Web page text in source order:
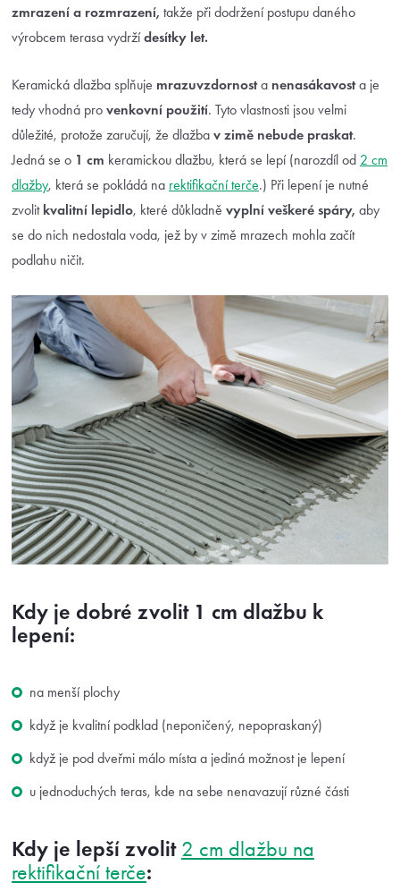
zmrazení a rozmrazení, takže při dodržení postupu daného
výrobcem terasa vydržídesítky let.
Keramická dlažba splňuje mrazuvzdornosta nenasákavosta je
tedy vhodná pro venkovní použití. Tyto vlastnosti jsou velmi
důležité, protože zaručují, že dlažba v zimě nebude praskat.
Jedná se o 1 cm keramickou dlažbu, která se lepí (narozdíl od 2 cm
dlažby, která se pokládá na rektifikační terče.) Při lepení je nutné
zvolit kvalitní lepidlo, které důkladně vyplní veškeré spáry, aby
se do nich nedostala voda, jež by v zimě mrazech mohla začít
podlahu ničit.
Kdy je dobré zvolit 1 cm dlažbu k
lepení:
na menší plochy
když je kvalitní podklad (neponičený, nepopraskaný)
když je pod dveřmi málo místa a jediná možnost je lepení
u jednoduchých teras, kde na sebe nenavazují různé části
Kdy je lepší zvolit 2 cm dlažbu na
rektifikační terče: